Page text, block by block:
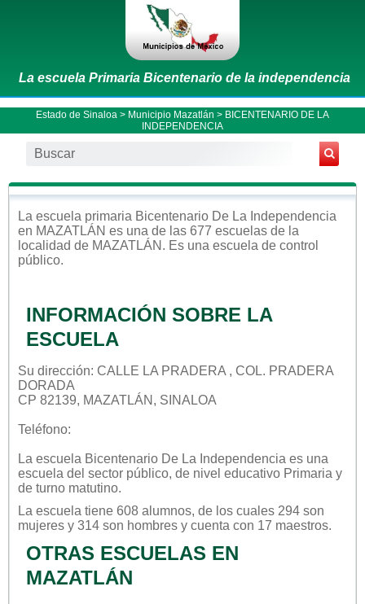
La escuela Primaria Bicentenario de la independencia
Estado de Sinaloa > Municipio Mazatlán > BICENTENARIO DE LA
INDEPENDENCIA
La escuela primaria Bicentenario De La Independencia
en MAZATLÁN es una de las 677 escuelas de la
localidad de MAZATLÁN . Es una escuela de control
público.
INFORMACIÓN SOBRE LA
ESCUELA
Su dirección: CALLE LA PRADERA , COL. PRADERA
DORADA
CP 82139, MAZATLÁN, SINALOA
Teléfono:
La escuela Bicentenario De La Independencia es una
escuela del sector público, de nivel educativo Primaria y
de turno matutino.
La escuela tiene 608 alumnos, de los cuales 294 son
mujeres y 314 son hombres y cuenta con 17 maestros.
OTRAS ESCUELAS EN
MAZATLÁN